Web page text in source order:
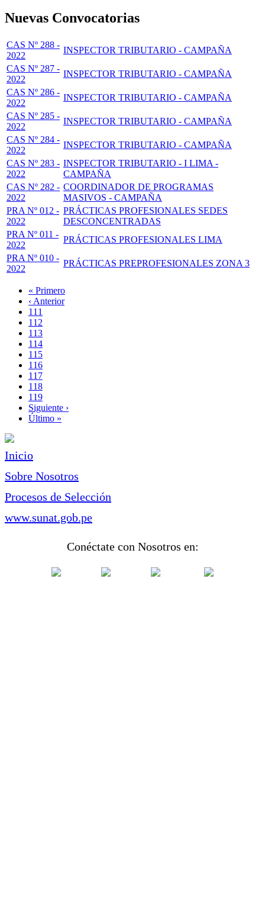
Nuevas Convocatorias
CAS Nº 288 -
2022
INSPECTOR TRIBUTARIO - CAMPAÑA
CAS Nº 287 -
2022
INSPECTOR TRIBUTARIO - CAMPAÑA
CAS Nº 286 -
2022
INSPECTOR TRIBUTARIO - CAMPAÑA
CAS Nº 285 -
2022
INSPECTOR TRIBUTARIO - CAMPAÑA
CAS Nº 284 -
2022
INSPECTOR TRIBUTARIO - CAMPAÑA
CAS Nº 283 -
2022
INSPECTOR TRIBUTARIO - I LIMA -
CAMPAÑA
CAS Nº 282 -
2022
COORDINADOR DE PROGRAMAS
MASIVOS - CAMPAÑA
PRA Nº 012 -
2022
PRÁCTICAS PROFESIONALES SEDES
DESCONCENTRADAS
PRA Nº 011 -
2022
PRÁCTICAS PROFESIONALES LIMA
PRA Nº 010 -
2022
PRÁCTICAS PREPROFESIONALES ZONA 3
Paginación
Primera
página
« Primero
Página
anterior
‹ Anterior
Page
111
Page
112
Page
113
Page
114
Página
actual
115
Page
116
Page
117
Page
118
Page
119
Siguiente
página
Siguiente ›
Última
Último »
Inicio
Sobre Nosotros
Procesos de Selección
www.sunat.gob.pe
Conéctate con Nosotros en: